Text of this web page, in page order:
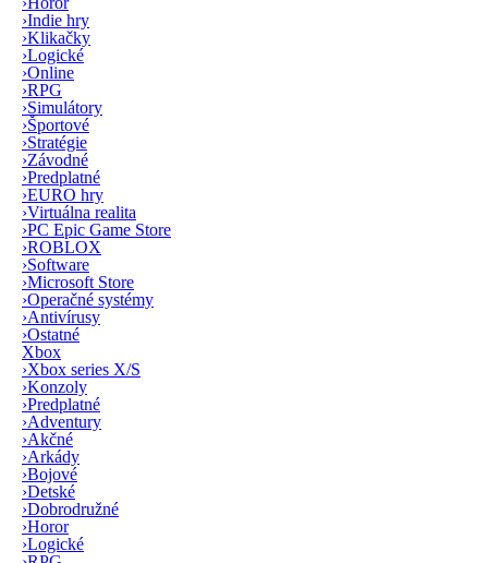
›Indie hry
›Klikačky
›Logické
›Online
›RPG
›Simulátory
›Športové
›Stratégie
›Závodné
›Predplatné
›EURO hry
›Virtuálna realita
›PC Epic Game Store
›ROBLOX
›Software
›Microsoft Store
›Operačné systémy
›Antivírusy
›Ostatné
Xbox
›Xbox series X/S
›Konzoly
›Predplatné
›Adventury
›Akčné
›Arkády
›Bojové
›Detské
›Dobrodružné
›Horor
›Logické